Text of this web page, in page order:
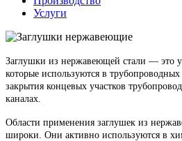
Услуги
Заглушки из нержавеющей стали — это
которые используются в
закрытия концевых участков
каналах.
Области применения заглушек из
широки. Они активно используются в